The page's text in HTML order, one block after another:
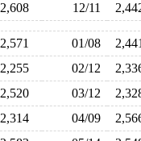
2,608 12/11
2,571 01/08
2,255 02/12
2,520 03/12
2,314 04/09